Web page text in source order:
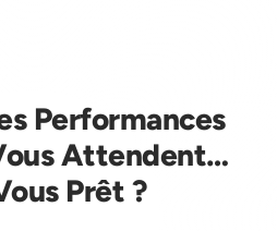
Performances
Attendent…
Prêt ?